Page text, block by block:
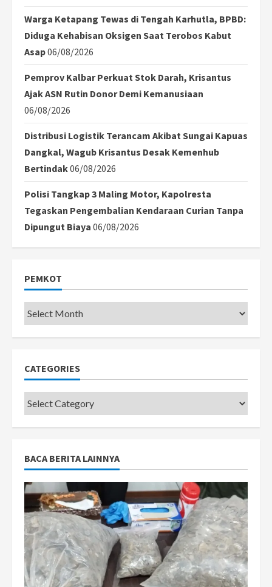
Warga Ketapang Tewas di Tengah Karhutla, BPBD:
Diduga Kehabisan Oksigen Saat Terobos Kabut
Asap06/08/2026
Pemprov Kalbar Perkuat Stok Darah, Krisantus
Ajak ASN Rutin Donor Demi Kemanusiaan
06/08/2026
Distribusi Logistik Terancam Akibat Sungai Kapuas
Dangkal, Wagub Krisantus Desak Kemenhub
Bertindak06/08/2026
Polisi Tangkap 3 Maling Motor, Kapolresta
Tegaskan Pengembalian Kendaraan Curian Tanpa
Dipungut Biaya 06/08/2026
PEMKOT
Pemkot
CATEGORIES
Categories
BACA BERITA LAINNYA